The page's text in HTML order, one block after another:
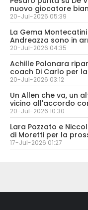
nuovo giocatore
20-Jul-2026 05:39
La Gema
Andreazza sono in
20-Jul-2026 04:35
Achille Polonara
coach Di Carlo per
20-Jul-2026 03:12
Un Allen che va, un
vicino all'accordo
20-Jul-2026 10:30
Lara Pozzato e
di Moretti per la
17-Jul-2026 01:27